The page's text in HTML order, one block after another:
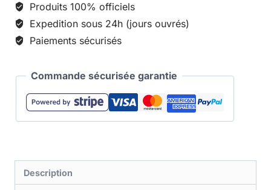
Produits 100% officiels
Expedition sous 24h (jours ouvrés)
Paiements sécurisés
Commande sécurisée garantie
Description